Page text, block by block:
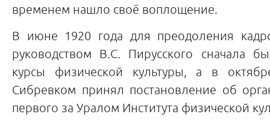
временем нашло своё воплощение.
В июне 1920 года для преодоления
руководством В.С. Пирусского сначала
курсы физической культуры, а в
Сибревком принял постановление об
первого за Уралом Института физической